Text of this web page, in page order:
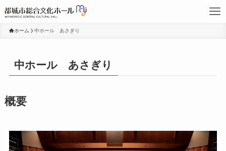
ホーム 中ホール あさぎり
中ホール あさぎり
概要